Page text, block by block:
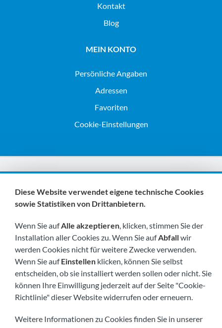
Kontakt
Blog
MEIN KONTO
Persönliche Angaben
Adressen
Favoriten
Cookie-Einstellungen
Wir sind Mitglieder von:
Besuchen Sie uns bald unter:
Diese Website verwendet eigene technische Cookies
sowie Statistiken von Drittanbietern.
Wenn Sie aufAlle akzeptieren, klicken, stimmen Sie der
Installation aller Cookies zu. Wenn Sie aufAbfallwir
werden Cookies nicht für weitere Zwecke verwenden.
Wenn Sie aufEinstellen klicken, können Sie selbst
entscheiden, ob sie installiert werden sollen oder nicht. Sie
können Ihre Einwilligung jederzeit auf der Seite "Cookie-
Richtlinie" dieser Website widerrufen oder erneuern.
Weitere Informationen zu Cookies finden Sie in unserer